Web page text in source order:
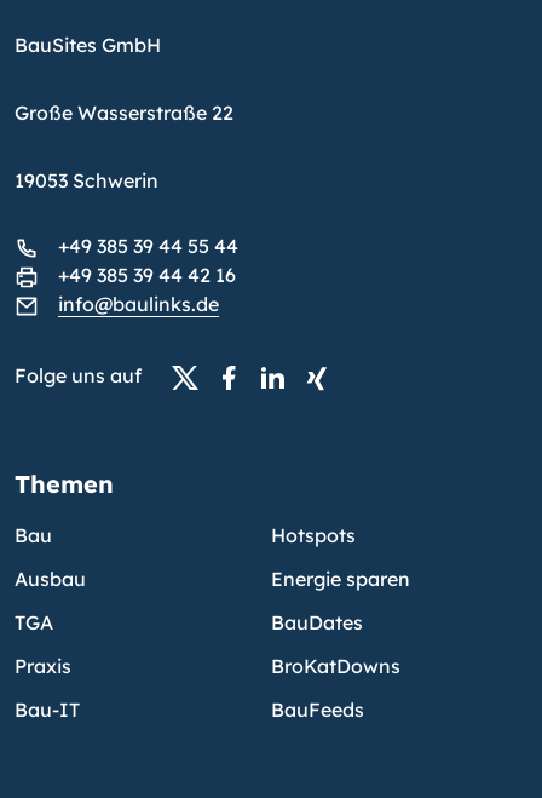
BauSites GmbH
Große Wasserstraße 22
19053 Schwerin
+49 385 39 44 55 44
+49 385 39 44 42 16
info@baulinks.de
Folge uns auf
Themen
Bau
Ausbau
TGA
Praxis
Bau-IT
Hotspots
Energie sparen
BauDates
BroKatDowns
BauFeeds